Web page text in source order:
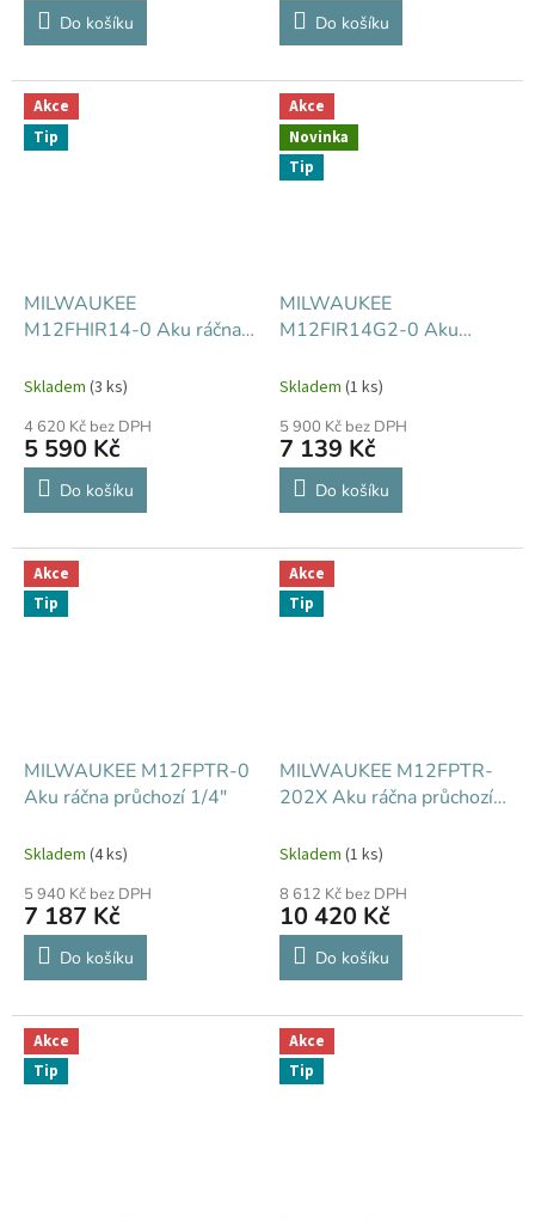
Do košíku Do košíku
Akce
Tip
MILWAUKEE
M12FHIR14-0 Aku ráčna
Skladem (3 ks)
4 620 Kč bez DPH
5 590 Kč
Do košíku
Akce
Novinka
Tip
MILWAUKEE
M12FIR14G2-0 Aku
Skladem (1 ks)
5 900 Kč bez DPH
7 139 Kč
Do košíku
Akce
Tip
MILWAUKEE M12FPTR-0
Aku ráčna průchozí 1/4"
Skladem (4 ks)
5 940 Kč bez DPH
7 187 Kč
Do košíku
Akce
Tip
MILWAUKEE M12FPTR-
202X Aku ráčna průchozí
Skladem (1 ks)
8 612 Kč bez DPH
10 420 Kč
Do košíku
Akce
Tip
Akce
Tip